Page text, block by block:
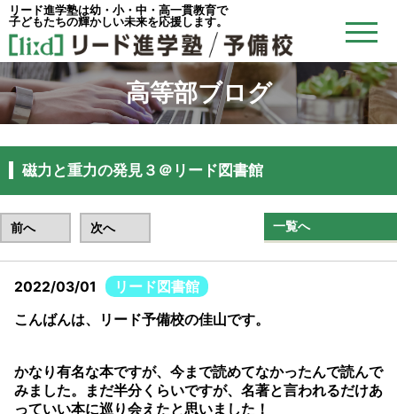
リード進学塾は幼・小・中・高一貫教育で
子どもたちの輝かしい未来を応援します。
高等部ブログ
磁力と重力の発見３＠リード図書館
前へ 次へ 一覧へ
2022/03/01
リード図書館
こんばんは、リード予備校の佳山です。
かなり有名な本ですが、今まで読めてなかったんで読んで
みました。まだ半分くらいですが、名著と言われるだけあ
っていい本に巡り会えたと思いました！